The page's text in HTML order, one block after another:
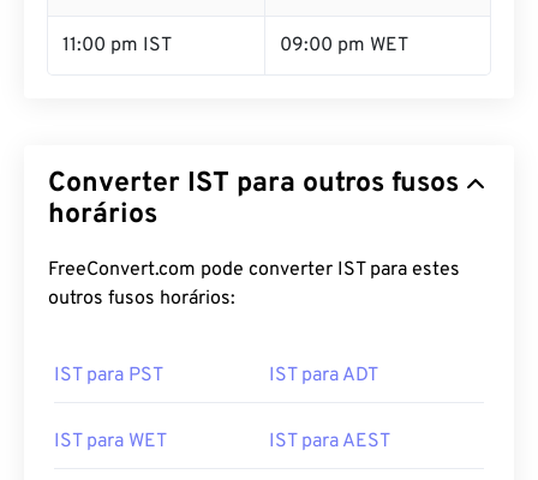
11:00 pm IST 09:00 pm WET
Converter IST para outros fusos
horários
FreeConvert.com pode converter IST para estes
outros fusos horários:
IST para PST IST para ADT
IST para WET IST para AEST